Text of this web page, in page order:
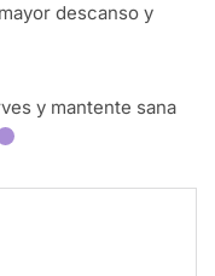
descanso y
y mantente sana